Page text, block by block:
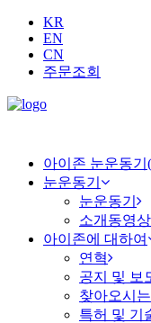
KR
EN
CN
주문조회
아이존 눈운동
눈운동기
눈운동기
소개동영상
아이존에 대하여
연혁
공지 및 보
찾아오시
특허 및 기